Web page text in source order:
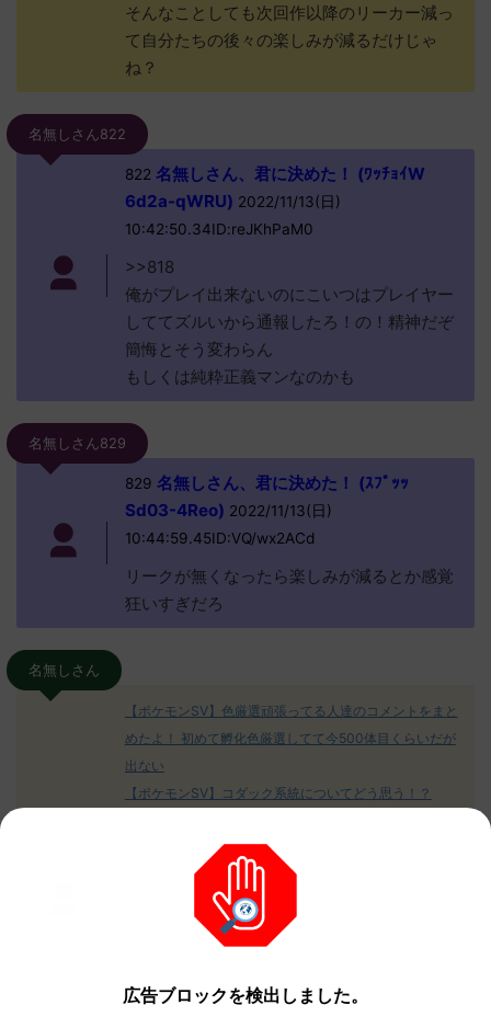
そんなことしても次回作以降のリーカー減っ
て自分たちの後々の楽しみが減るだけじゃ
ね？
名無しさん822
822 名無しさん、君に決めた！ (ﾜｯﾁｮｲW
6d2a-qWRU) 2022/11/13(日)
10:42:50.34ID:reJKhPaM0
>>818
俺がプレイ出来ないのにこいつはプレイヤー
しててズルいから通報したろ！の！精神だぞ
簡悔とそう変わらん
もしくは純粋正義マンなのかも
名無しさん829
829 名無しさん、君に決めた！ (ｽﾌﾟｯｯ
Sd03-4Reo) 2022/11/13(日)
10:44:59.45ID:VQ/wx2ACd
リークが無くなったら楽しみが減るとか感覚
狂いすぎだろ
名無しさん
【ポケモンSV】色厳選頑張ってる人達のコメントをまと
めたよ！ 初めて孵化色厳選してて今500体目くらいだが
出ない
【ポケモンSV】コダック系統についてどう思う！？
【ポケモンSV】ミカルゲ＝めんどくさい、許さない
【ポケモンSV】グレンアルマよ！エスバレイドで砕ける
か…？
広告ブロックを検出しました。